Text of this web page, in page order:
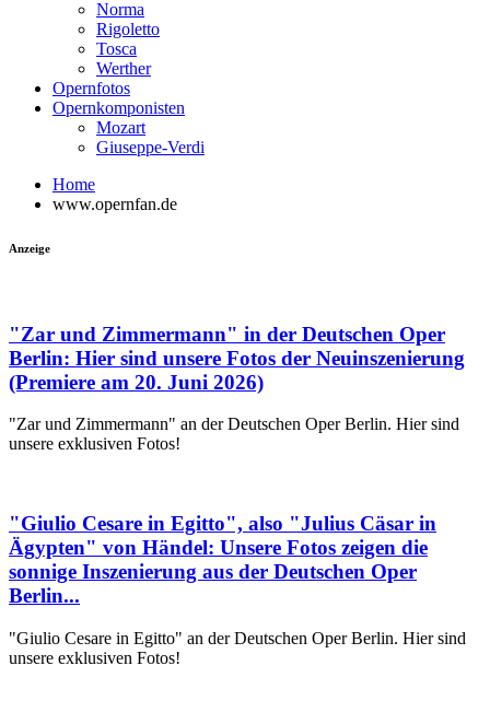
Norma
Rigoletto
Tosca
Werther
Opernfotos
Opernkomponisten
Mozart
Giuseppe-Verdi
Home
www.opernfan.de
Anzeige
"Zar und Zimmermann" in der Deutschen Oper
Berlin: Hier sind unsere Fotos der Neuinszenierung
(Premiere am 20. Juni 2026)
"Zar und Zimmermann" an der Deutschen Oper Berlin. Hier sind
unsere exklusiven Fotos!
"Giulio Cesare in Egitto", also "Julius Cäsar in
Ägypten" von Händel: Unsere Fotos zeigen die
sonnige Inszenierung aus der Deutschen Oper
Berlin...
"Giulio Cesare in Egitto" an der Deutschen Oper Berlin. Hier sind
unsere exklusiven Fotos!